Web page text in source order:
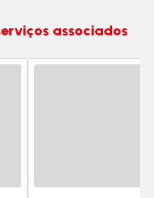
associados